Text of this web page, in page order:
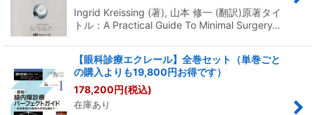
Ingrid Kreissing (著), 山本 修一 (翻訳)原著タイ
トル：A Practical Guide To Minimal Surgery…
【眼科診療エクレール】全巻セット（単巻ごと
の購入よりも19,800円お得です）
178,200円(税込)
在庫あり